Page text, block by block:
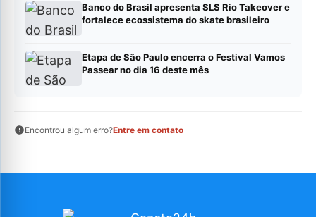
Banco do Brasil apresenta SLS Rio Takeover e
fortalece ecossistema do skate brasileiro
Etapa de São Paulo encerra o Festival Vamos
Passear no dia 16 deste mês
Encontrou algum erro?Entre em contato